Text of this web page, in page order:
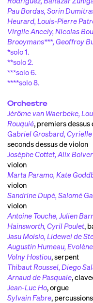
Pau Bordas, Sorin
Heurard, Louis-Pierre
Virgile Ancely, Nicolas
Brooymans***, Geoffroy
*solo 1.
**solo 2.
***solo 6.
****solo 8.
Orchestre
Jérôme van Waerbeke,
Rouquié, premiers dessus
Gabriel Grosbard,
seconds dessus de violon
Josèphe Cottet, Alix
violon
Marta Paramo, Kate
violon
Sandrine Dupé, Salomé
violon
Antoine Touche, Julien
Hainsworth, Cyril Poulet,
Jasu Moisio, Lidewei de
Augustin Humeau,
Volny Hostiou,serpent
Thibaut Roussel, Diego
Arnaud de Pasquale,
Jean-Luc Ho,orgue
Sylvain Fabre, percussions